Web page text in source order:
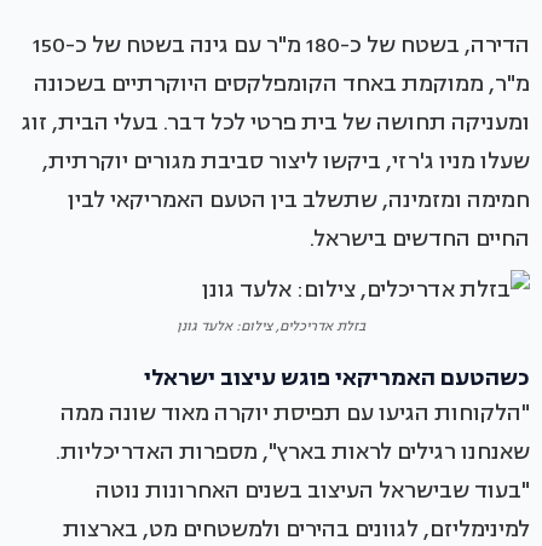
הדירה, בשטח של כ-180 מ"ר עם גינה בשטח של כ-150
מ"ר, ממוקמת באחד הקומפלקסים היוקרתיים בשכונה
ומעניקה תחושה של בית פרטי לכל דבר. בעלי הבית, זוג
שעלו מניו ג'רזי, ביקשו ליצור סביבת מגורים יוקרתית,
חמימה ומזמינה, שתשלב בין הטעם האמריקאי לבין
החיים החדשים בישראל.
בזלת אדריכלים, צילום: אלעד גונן
כשהטעם האמריקאי פוגש עיצוב ישראלי
"הלקוחות הגיעו עם תפיסת יוקרה מאוד שונה ממה
שאנחנו רגילים לראות בארץ", מספרות האדריכליות.
"בעוד שבישראל העיצוב בשנים האחרונות נוטה
למינימליזם, לגוונים בהירים ולמשטחים מט, בארצות